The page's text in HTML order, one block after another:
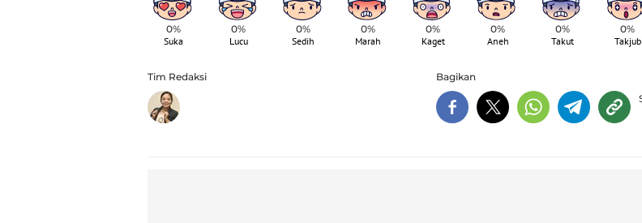
0%
Suka
0%
Lucu
0%
Sedih
0%
Marah
0%
Kaget
0%
Aneh
0%
Takut
0%
Takjub
Tim Redaksi Bagikan